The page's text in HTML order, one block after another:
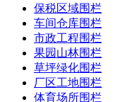
保税区域围栏
车间仓库围栏
市政工程围栏
果园山林围栏
草坪绿化围栏
厂区工地围栏
体育场所围栏